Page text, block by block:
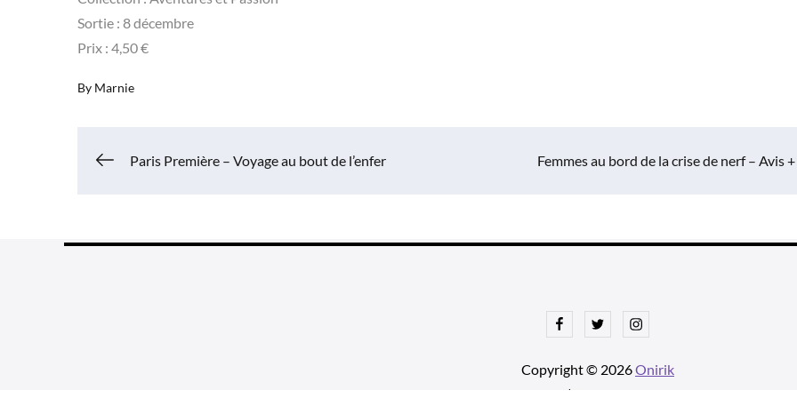
Sortie : 8 décembre
Prix : 4,50 €
By Marnie
Navigation
Paris Première – Voyage au bout de l’enfer Femmes au bord de la crise de nerf – Avis +
FacebookTwitterInstagram
Copyright © 2026Onirik
| Ajustements par